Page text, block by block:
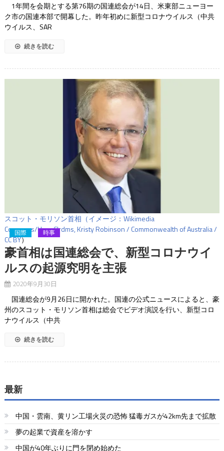
1年間を会期とする第76期の国連総会が14日、米東部ニューヨー
ク市の国連本部で開幕した。昨年初めに新型コロナウイルス（中共
ウイルス、SAR
続きを読む
スコット・モリソン首相（イメージ：Wikimedia
Commons/User:Clrdms, Kristy Robinson / Commonwealth of Australia /
CC BY）
国際 時事
豪首相は国連総会で、新型コロナウイ
ルスの起源究明を主張
2020年9月30日
国連総会が9月26日に開かれた。国連の公式ニュースによると、豪
州のスコット・モリソン首相は総会でビデオ演説を行い、新型コロ
ナウイルス（中共
続きを読む
最新
中国・雲南、黄リン工場火災の恐怖 猛毒ガスが42km先まで拡散
夢の起業で資産を溶かす
中国が40年ぶりに門を閉め始めた